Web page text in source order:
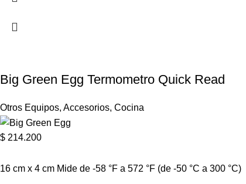
Big Green Egg Termometro Quick Read
Otros Equipos, Accesorios, Cocina
$ 214.200
16 cm x 4 cm Mide de -58 °F a 572 °F (de -50 °C a 300 °C)